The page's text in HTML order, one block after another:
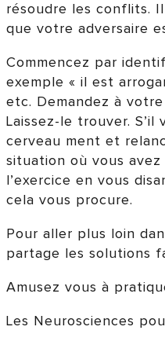
résoudre les conflits.
que votre adversaire
Commencez par
exemple « il est
etc. Demandez à
Laissez-le trouver.
cerveau ment et
situation où vous avez
l’exercice en vous
cela vous procure.
Pour aller plus loin
partage les solutions
Amusez vous à
Les Neurosciences